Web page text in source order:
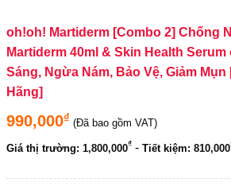
oh!oh! Martiderm [Combo 2] Chống
Martiderm 40ml & Skin Health
Sáng, Ngừa Nám, Bảo Vệ, Giảm Mụn
Hãng]
990,000₫ (Đã bao gồm VAT)
Giá thị trường: 1,800,000₫ - Tiết kiệm: 810,000